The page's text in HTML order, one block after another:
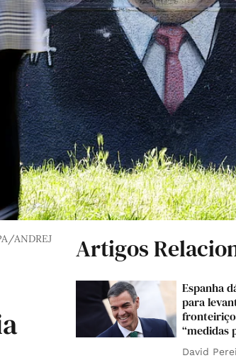
ANDREJ
Artigos
Espanha
para
“medidas
David